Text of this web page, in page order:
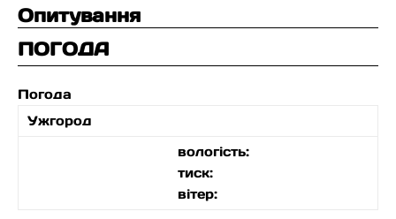
Опитування
ПОГОДА
Погода
Ужгород
вологість:
тиск:
вітер: